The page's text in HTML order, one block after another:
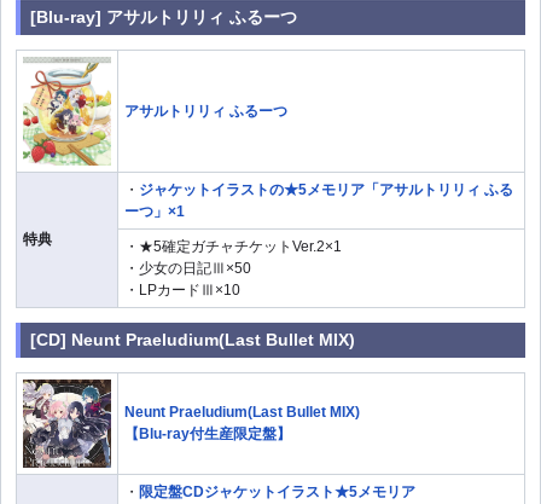
[Blu-ray] アサルトリリィ ふるーつ
アサルトリリィ ふるーつ
特典
・ ジャケットイラストの★5メモリア「アサルトリリィ ふる
ーつ」×1
・★5確定ガチャチケットVer.2×1
・少女の日記Ⅲ×50
・LPカードⅢ×10
[CD] Neunt Praeludium(Last Bullet MIX)
Neunt Praeludium(Last Bullet MIX)
【Blu-ray付生産限定盤】
・ 限定盤CDジャケットイラスト★5メモリア